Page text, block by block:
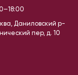
Даниловский р-
пер, д. 10